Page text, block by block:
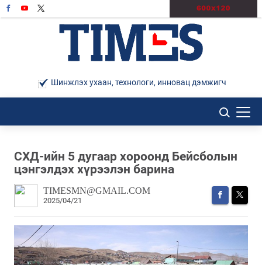
Шинжлэх ухаан, технологи, инновац дэмжигч
СХД-ийн 5 дугаар хороонд Бейсболын
цэнгэлдэх хүрээлэн барина
TIMESMN@GMAIL.COM
2025/04/21